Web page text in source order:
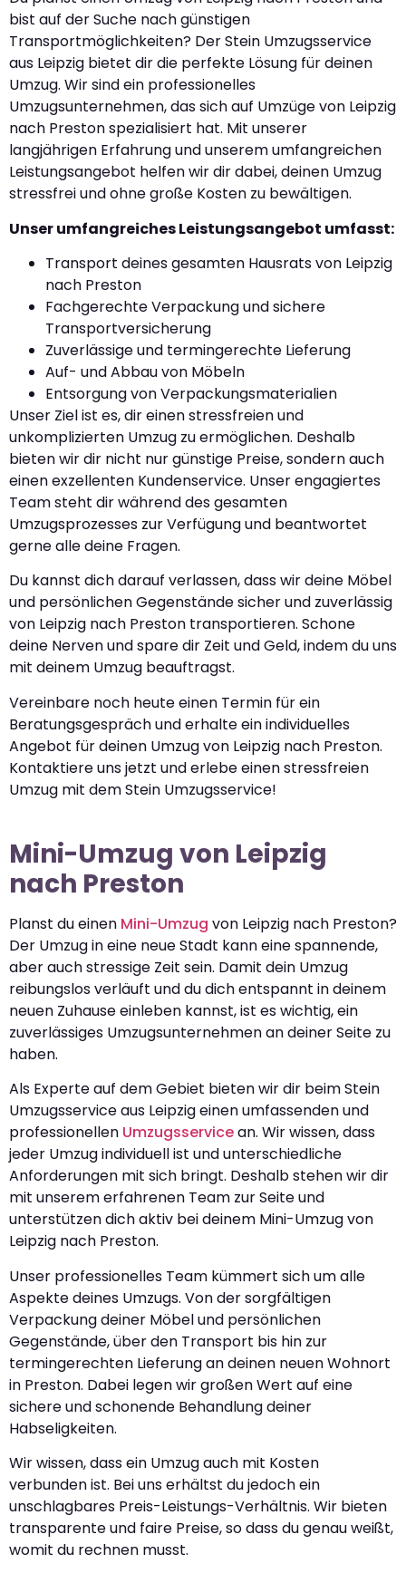
bist auf der Suche nach günstigen
Transportmöglichkeiten? Der Stein Umzugsservice
aus Leipzig bietet dir die perfekte Lösung für deinen
Umzug. Wir sind ein professionelles
Umzugsunternehmen, das sich auf Umzüge von Leipzig
nach Preston spezialisiert hat. Mit unserer
langjährigen Erfahrung und unserem umfangreichen
Leistungsangebot helfen wir dir dabei, deinen Umzug
stressfrei und ohne große Kosten zu bewältigen.
Unser umfangreiches Leistungsangebot umfasst:
Transport deines gesamten Hausrats von Leipzig
nach Preston
Fachgerechte Verpackung und sichere
Transportversicherung
Zuverlässige und termingerechte Lieferung
Auf- und Abbau von Möbeln
Entsorgung von Verpackungsmaterialien
Unser Ziel ist es, dir einen stressfreien und
unkomplizierten Umzug zu ermöglichen. Deshalb
bieten wir dir nicht nur günstige Preise, sondern auch
einen exzellenten Kundenservice. Unser engagiertes
Team steht dir während des gesamten
Umzugsprozesses zur Verfügung und beantwortet
gerne alle deine Fragen.
Du kannst dich darauf verlassen, dass wir deine Möbel
und persönlichen Gegenstände sicher und zuverlässig
von Leipzig nach Preston transportieren. Schone
deine Nerven und spare dir Zeit und Geld, indem du uns
mit deinem Umzug beauftragst.
Vereinbare noch heute einen Termin für ein
Beratungsgespräch und erhalte ein individuelles
Angebot für deinen Umzug von Leipzig nach Preston.
Kontaktiere uns jetzt und erlebe einen stressfreien
Umzug mit dem Stein Umzugsservice!
Mini-Umzug von Leipzig
nach Preston
Planst du einen Mini-Umzug von Leipzig nach Preston?
Der Umzug in eine neue Stadt kann eine spannende,
aber auch stressige Zeit sein. Damit dein Umzug
reibungslos verläuft und du dich entspannt in deinem
neuen Zuhause einleben kannst, ist es wichtig, ein
zuverlässiges Umzugsunternehmen an deiner Seite zu
haben.
Als Experte auf dem Gebiet bieten wir dir beim Stein
Umzugsservice aus Leipzig einen umfassenden und
professionellen Umzugsservicean. Wir wissen, dass
jeder Umzug individuell ist und unterschiedliche
Anforderungen mit sich bringt. Deshalb stehen wir dir
mit unserem erfahrenen Team zur Seite und
unterstützen dich aktiv bei deinem Mini-Umzug von
Leipzig nach Preston.
Unser professionelles Team kümmert sich um alle
Aspekte deines Umzugs. Von der sorgfältigen
Verpackung deiner Möbel und persönlichen
Gegenstände, über den Transport bis hin zur
termingerechten Lieferung an deinen neuen Wohnort
in Preston. Dabei legen wir großen Wert auf eine
sichere und schonende Behandlung deiner
Habseligkeiten.
Wir wissen, dass ein Umzug auch mit Kosten
verbunden ist. Bei uns erhältst du jedoch ein
unschlagbares Preis-Leistungs-Verhältnis. Wir bieten
transparente und faire Preise, so dass du genau weißt,
womit du rechnen musst.